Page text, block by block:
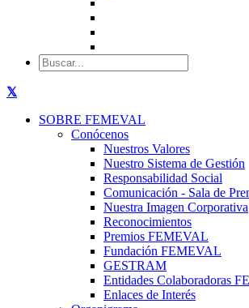
SOBRE FEMEVAL
Conócenos
Nuestros Valores
Nuestro Sistema de Gestión
Responsabilidad Social
Comunicación - Sala de
Nuestra Imagen Corporativa
Reconocimientos
Premios FEMEVAL
Fundación FEMEVAL
GESTRAM
Entidades Colaboradoras
Enlaces de Interés